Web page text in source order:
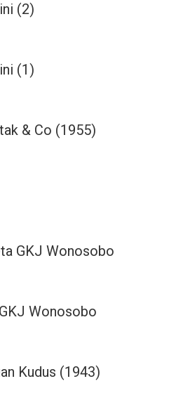
(2)
(1)
& Co (1955)
GKJ Wonosobo
Wonosobo
Kudus (1943)